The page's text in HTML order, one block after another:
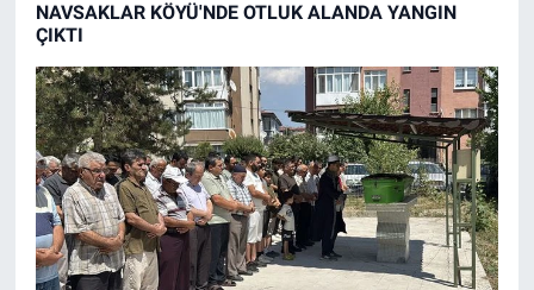
NAVSAKLAR KÖYÜ'NDE OTLUK ALANDA YANGIN
ÇIKTI